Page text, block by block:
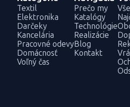
Textil
Elektronika
Darčeky
Kancelária
Pracovné odevy
Domácnosť
Voľný čas
Prečo my
Katalógy
Technológie
Realizácie
Blog
Kontakt